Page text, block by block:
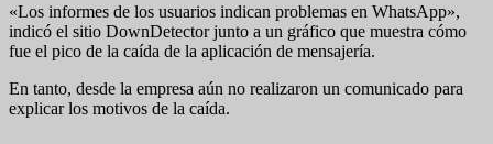
«Los informes de los usuarios indican problemas en WhatsApp»,
indicó el sitio DownDetector junto a un gráfico que muestra cómo
fue el pico de la caída de la aplicación de mensajería.
En tanto, desde la empresa aún no realizaron un comunicado para
explicar los motivos de la caída.